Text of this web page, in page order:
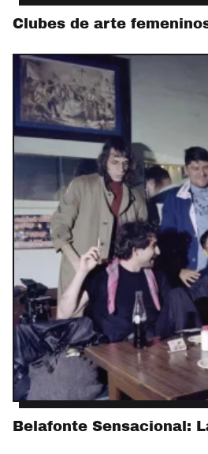
Clubes de arte
Belafonte Sensacional: